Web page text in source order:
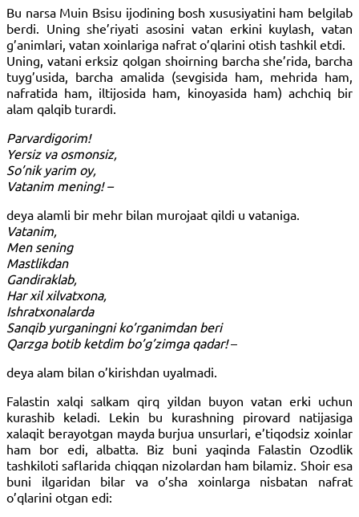
Bu narsa Muin Bsisu ijodining bosh xususiyatini ham belgilab
berdi. Uning she’riyati asosini vatan erkini kuylash, vatan
g’animlari, vatan xoinlariga nafrat o’qlarini otish tashkil etdi.
Uning, vatani erksiz qolgan shoirning barcha she’rida, barcha
tuyg’usida, barcha amalida (sevgisida ham, mehrida ham,
nafratida ham, iltijosida ham, kinoyasida ham) achchiq bir
alam qalqib turardi.
Parvardigorim!
Yersiz va osmonsiz,
So’nik yarim oy,
Vatanim mening! –
deya alamli bir mehr bilan murojaat qildi u vataniga.
Vatanim,
Men sening
Mastlikdan
Gandiraklab,
Har xil xilvatxona,
Ishratxonalarda
Sanqib yurganingni ko’rganimdan beri
Qarzga botib ketdim bo’g’zimga qadar!–
deya alam bilan o’kirishdan uyalmadi.
Falastin xalqi salkam qirq yildan buyon vatan erki uchun
kurashib keladi. Lekin bu kurashning pirovard natijasiga
xalaqit berayotgan mayda burjua unsurlari, e’tiqodsiz xoinlar
ham bor edi, albatta. Biz buni yaqinda Falastin Ozodlik
tashkiloti saflarida chiqqan nizolardan ham bilamiz. Shoir esa
buni ilgaridan bilar va o’sha xoinlarga nisbatan nafrat
o’qlarini otgan edi: